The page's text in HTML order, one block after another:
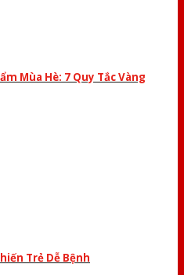
Mùa Hè: 7 Quy Tắc Vàng
Trẻ Dễ Bệnh